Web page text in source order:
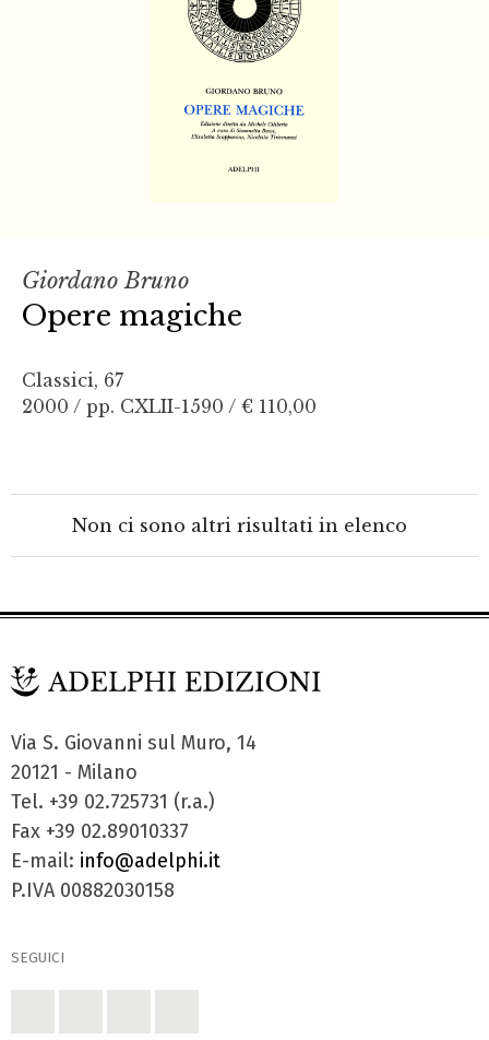
Giordano Bruno
Opere magiche
Classici, 67
2000 / pp. CXLII-1590 / € 110,00
Non ci sono altri risultati in elenco
Via S. Giovanni sul Muro, 14
20121 - Milano
Tel. +39 02.725731 (r.a.)
Fax +39 02.89010337
E-mail: info@adelphi.it
P.IVA 00882030158
SEGUICI